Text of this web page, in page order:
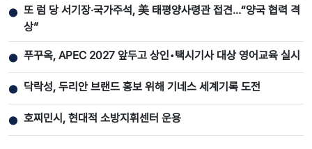
● 또 럼 당 서기장‧국가주석, 美 태평양사령관 접견…“양국 협력 격
상”
● 푸꾸옥, APEC 2027 앞두고 상인•택시기사 대상 영어교육 실시
● 닥락성, 두리안 브랜드 홍보 위해 기네스 세계기록 도전
● 호찌민시, 현대적 소방지휘센터 운용